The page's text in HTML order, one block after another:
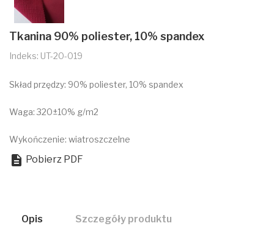
Tkanina 90% poliester, 10% spandex
Indeks: UT-20-019
Skład przędzy: 90% poliester, 10% spandex
Waga: 320±10% g/m2
Wykończenie: wiatroszczelne
 Pobierz PDF
Opis Szczegóły produktu